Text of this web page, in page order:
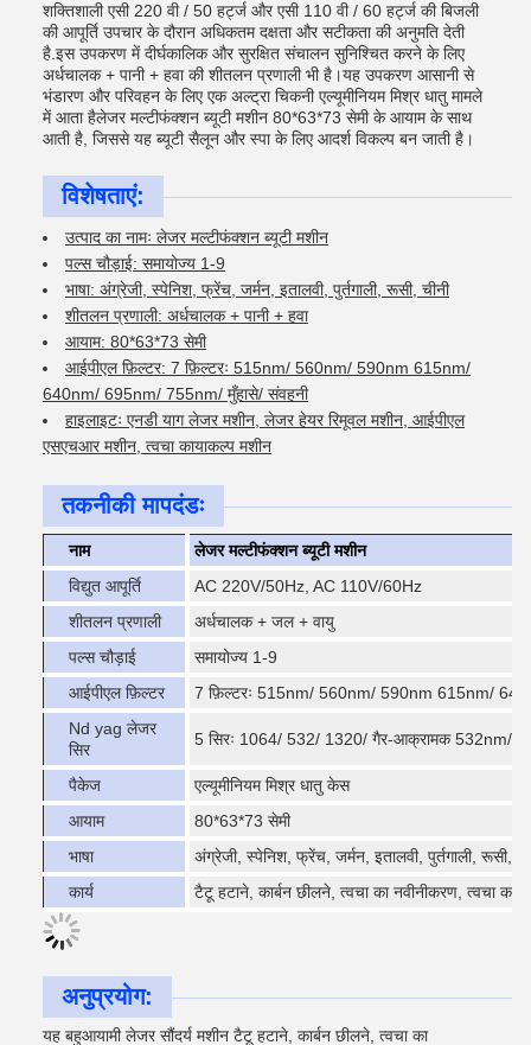
शक्तिशाली एसी 220 वी / 50 हर्ट्ज और एसी 110 वी / 60 हर्ट्ज की बिजली
की आपूर्ति उपचार के दौरान अधिकतम दक्षता और सटीकता की अनुमति देती
है.इस उपकरण में दीर्घकालिक और सुरक्षित संचालन सुनिश्चित करने के लिए
अर्धचालक + पानी + हवा की शीतलन प्रणाली भी है।यह उपकरण आसानी से
भंडारण और परिवहन के लिए एक अल्ट्रा चिकनी एल्यूमीनियम मिश्र धातु मामले
में आता हैलेजर मल्टीफंक्शन ब्यूटी मशीन 80*63*73 सेमी के आयाम के साथ
आती है, जिससे यह ब्यूटी सैलून और स्पा के लिए आदर्श विकल्प बन जाती है।
विशेषताएं:
उत्पाद का नामः लेजर मल्टीफंक्शन ब्यूटी मशीन
पल्स चौड़ाई: समायोज्य 1-9
भाषा: अंग्रेजी, स्पेनिश, फ्रेंच, जर्मन, इतालवी, पुर्तगाली, रूसी, चीनी
शीतलन प्रणाली: अर्धचालक + पानी + हवा
आयाम: 80*63*73 सेमी
आईपीएल फ़िल्टर: 7 फ़िल्टरः 515nm/ 560nm/ 590nm 615nm/
640nm/ 695nm/ 755nm/ मुँहासे/ संवहनी
हाइलाइटः एनडी याग लेजर मशीन, लेजर हेयर रिमूवल मशीन, आईपीएल
एसएचआर मशीन, त्वचा कायाकल्प मशीन
तकनीकी मापदंडः
नाम
लेजर मल्टीफंक्शन ब्यूटी मशीन
विद्युत आपूर्ति
AC 220V/50Hz, AC 110V/60Hz
शीतलन प्रणाली
अर्धचालक + जल + वायु
पल्स चौड़ाई
समायोज्य 1-9
आईपीएल फ़िल्टर
7 फ़िल्टरः 515nm/ 560nm/ 590nm 615nm/
Nd yag लेजर
सिर
5 सिरः 1064/ 532/ 1320/ गैर-आक्रामक 532nm/
पैकेज
एल्यूमीनियम मिश्र धातु केस
आयाम
80*63*73 सेमी
भाषा
अंग्रेजी, स्पेनिश, फ्रेंच, जर्मन, इतालवी, पुर्तगाली, रूसी,
कार्य
टैटू हटाने, कार्बन छीलने, त्वचा का नवीनीकरण, त्वचा
अनुप्रयोग:
यह बहुआयामी लेजर सौंदर्य मशीन टैटू हटाने, कार्बन छीलने, त्वचा का